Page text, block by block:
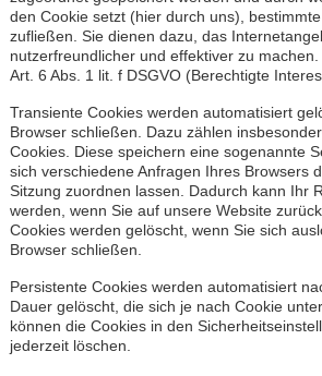
den Cookie setzt (hier durch uns),
zufließen. Sie dienen dazu, das
nutzerfreundlicher und effektiver zu
Art. 6 Abs. 1 lit. f DSGVO (Berechtigte
Transiente Cookies werden automatisiert
Browser schließen. Dazu zählen
Cookies. Diese speichern eine sogenannte
sich verschiedene Anfragen Ihres Browsers
Sitzung zuordnen lassen. Dadurch kann Ihr
werden, wenn Sie auf unsere Website
Cookies werden gelöscht, wenn Sie sich
Browser schließen.
Persistente Cookies werden automatisiert
Dauer gelöscht, die sich je nach Cookie
können die Cookies in den
jederzeit löschen.